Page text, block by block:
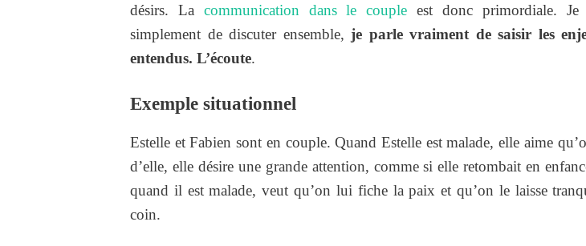
désirs. La communication dans le couple est donc primordiale. Je
simplement de discuter ensemble, je parle vraiment de saisir les
entendus. L’écoute.
Exemple situationnel
Estelle et Fabien sont en couple. Quand Estelle est malade, elle aime
d’elle, elle désire une grande attention, comme si elle retombait en
quand il est malade, veut qu’on lui fiche la paix et qu’on le laisse
coin.